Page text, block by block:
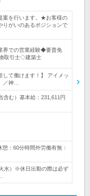
案を行います。★お客様の
りがいのあるポジションで
界での営業経験◆要普免
取引士◇建築士
して働けます！】 アイメッ
／神…
含む）基本給：231,611円
：60分時間外労働有無：
水）※休日出勤の際は必ず